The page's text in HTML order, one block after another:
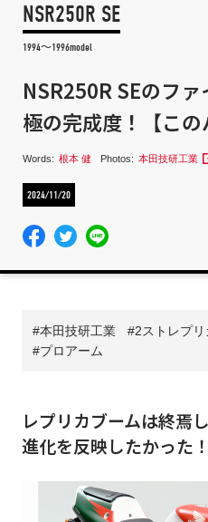
NSR250R SE
1994～1996model
NSR250R SEのフ
極の完成度！【この
Words: 根本 健 Photos: 本田技研工業
2024/11/20
本田技研工業 2ストレプリ
プロアーム
レプリカブームは終焉
進化を反映したかった！